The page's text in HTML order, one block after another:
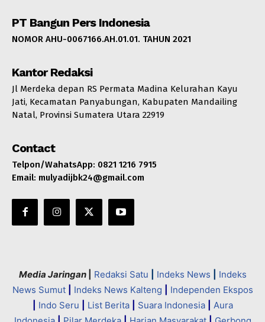
PT Bangun Pers Indonesia
NOMOR AHU-0067166.AH.01.01. TAHUN 2021
Kantor Redaksi
Jl Merdeka depan RS Permata Madina Kelurahan Kayu
Jati, Kecamatan Panyabungan, Kabupaten Mandailing
Natal, Provinsi Sumatera Utara 22919
Contact
Telpon/WahatsApp: 0821 1216 7915
Email: mulyadijbk24@gmail.com
Media Jaringan Redaksi Satu Indeks News
Indeks
News Sumut
Indeks News Kalteng
Independen Ekspos
Indo Seru List Berita Suara Indonesia
Aura